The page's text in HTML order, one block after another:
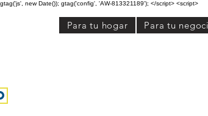
new Date()); gtag('config', 'AW-813321189'); </script> <script>
Para tu hogar Para tu